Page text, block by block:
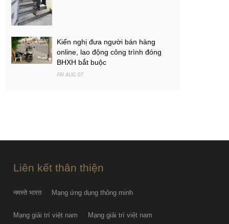
Kiến nghị đưa người bán hàng
online, lao động công trình đóng
BHXH bắt buộc
FRI AUG 07
Liên kết thân thiện
नमस्ते भारत Mạng ứng dụng thông minh
Mạng giải trí việt nam Mạng giải trí việt nam